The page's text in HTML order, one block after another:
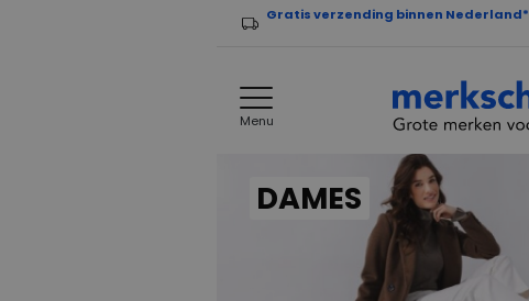
Gratis verzending binnen Nederland*
Menu
DAMES